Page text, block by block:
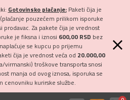
Gotovinsko plaćanje:Paketi čija je
(plaćanje pouzećem prilikom isporuke
Za pakete čija je vrednost
je fiksna i iznosi 600,00 RSD bez
se kupcu po prijemu
čija je vrednost veća od 20.000,00
virmanski) troškove transporta snosi
manja od ovog iznosa, isporuka se
cenovniku kurirske službe.